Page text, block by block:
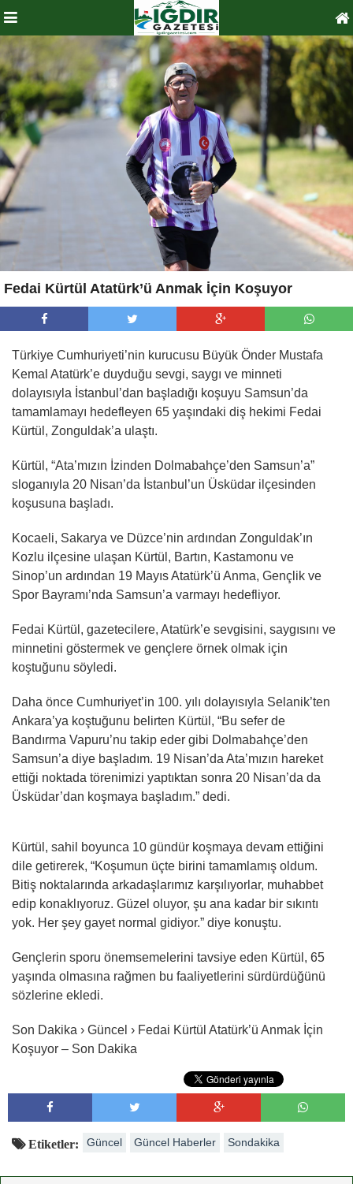
Fedai Kürtül Atatürk’ü Anmak İçin Koşuyor
Türkiye Cumhuriyeti’nin kurucusu Büyük Önder Mustafa
Kemal Atatürk’e duyduğu sevgi, saygı ve minneti
dolayısıyla İstanbul’dan başladığı koşuyu Samsun’da
tamamlamayı hedefleyen 65 yaşındaki diş hekimi Fedai
Kürtül, Zonguldak’a ulaştı.
Kürtül, “Ata’mızın İzinden Dolmabahçe’den Samsun’a”
sloganıyla 20 Nisan’da İstanbul’un Üsküdar ilçesinden
koşusuna başladı.
Kocaeli, Sakarya ve Düzce’nin ardından Zonguldak’ın
Kozlu ilçesine ulaşan Kürtül, Bartın, Kastamonu ve
Sinop’un ardından 19 Mayıs Atatürk’ü Anma, Gençlik ve
Spor Bayramı’nda Samsun’a varmayı hedefliyor.
Fedai Kürtül, gazetecilere, Atatürk’e sevgisini, saygısını ve
minnetini göstermek ve gençlere örnek olmak için
koştuğunu söyledi.
Daha önce Cumhuriyet’in 100. yılı dolayısıyla Selanik’ten
Ankara’ya koştuğunu belirten Kürtül, “Bu sefer de
Bandırma Vapuru’nu takip eder gibi Dolmabahçe’den
Samsun’a diye başladım. 19 Nisan’da Ata’mızın hareket
ettiği noktada törenimizi yaptıktan sonra 20 Nisan’da da
Üsküdar’dan koşmaya başladım.” dedi.
Kürtül, sahil boyunca 10 gündür koşmaya devam ettiğini
dile getirerek, “Koşumun üçte birini tamamlamış oldum.
Bitiş noktalarında arkadaşlarımız karşılıyorlar, muhabbet
edip konaklıyoruz. Güzel oluyor, şu ana kadar bir sıkıntı
yok. Her şey gayet normal gidiyor.” diye konuştu.
Gençlerin sporu önemsemelerini tavsiye eden Kürtül, 65
yaşında olmasına rağmen bu faaliyetlerini sürdürdüğünü
sözlerine ekledi.
Son Dakika › Güncel › Fedai Kürtül Atatürk’ü Anmak İçin
Koşuyor – Son Dakika
Etiketler: Güncel Güncel Haberler Sondakika